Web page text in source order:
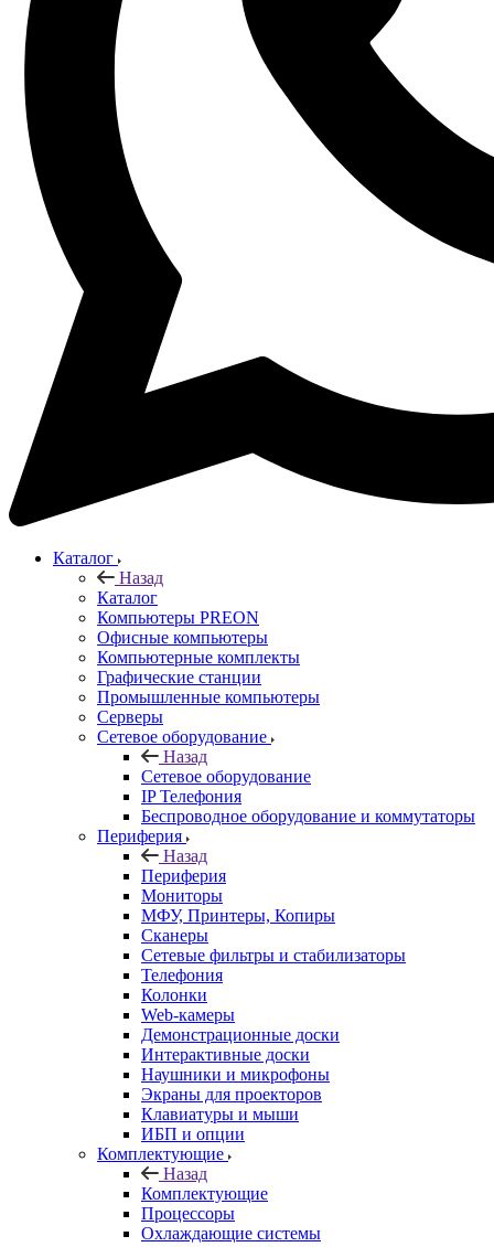
Каталог
Назад
Каталог
Компьютеры PREON
Офисные компьютеры
Компьютерные комплекты
Графические станции
Промышленные компьютеры
Серверы
Сетевое оборудование
Назад
Сетевое оборудование
IP Телефония
Беспроводное оборудование и коммутаторы
Периферия
Назад
Периферия
Мониторы
МФУ, Принтеры, Копиры
Сканеры
Сетевые фильтры и стабилизаторы
Телефония
Колонки
Web-камеры
Демонстрационные доски
Интерактивные доски
Наушники и микрофоны
Экраны для проекторов
Клавиатуры и мыши
ИБП и опции
Комплектующие
Назад
Комплектующие
Процессоры
Охлаждающие системы